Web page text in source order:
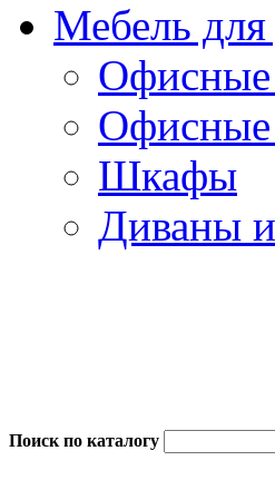
Мебель
Офисные
Шкафы
Диваны
Поиск по каталогу